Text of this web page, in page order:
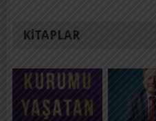
KITAPLAR